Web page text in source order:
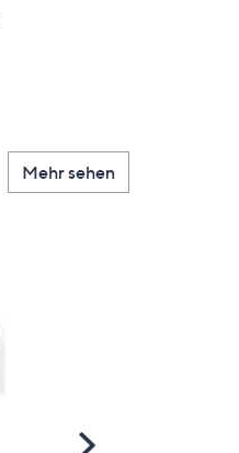
Mehr sehen
Scroll